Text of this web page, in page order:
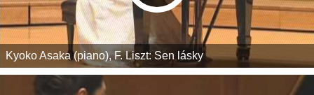
Kyoko Asaka (piano), F. Liszt: Sen lásky